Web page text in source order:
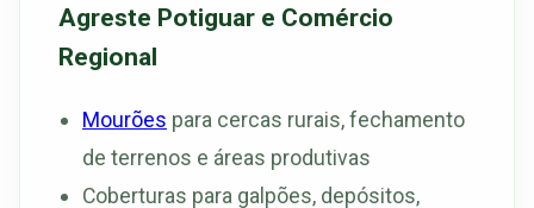
Agreste Potiguar e Comércio
Regional
Mourões para cercas rurais, fechamento
de terrenos e áreas produtivas
Coberturas para galpões, depósitos,